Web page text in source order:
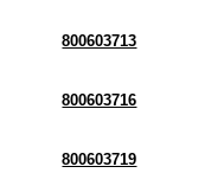
800603713
800603716
800603719